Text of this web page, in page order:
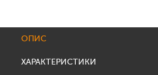
ОПИС
ХАРАКТЕРИСТИКИ